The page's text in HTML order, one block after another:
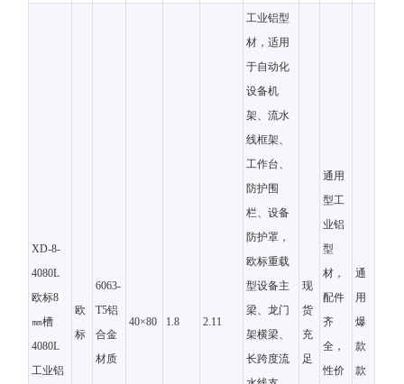
XD-8-
4080L
欧标8
㎜槽
4080L
工业铝
欧
标
6063-
T5铝
合金
材质
40×80 1.8 2.11
工业铝型
材，适用
于自动化
设备机
架、流水
线框架、
工作台、
防护围
栏、设备
防护罩，
欧标重载
型设备主
梁、龙门
架横梁、
长跨度流
现
货
充
足
通用
型工
业铝
型
材，
配件
齐
全，
性价
通
用
爆
款
款